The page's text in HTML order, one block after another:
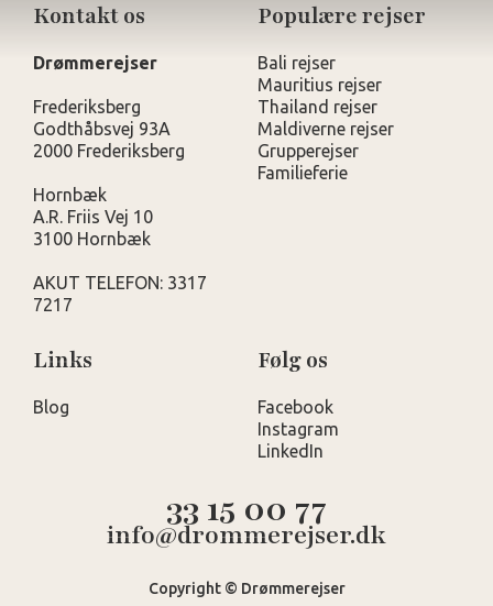
Kontakt os
Drømmerejser
Frederiksberg
Godthåbsvej 93A
2000 Frederiksberg
Hornbæk
A.R. Friis Vej 10
3100 Hornbæk
AKUT TELEFON: 3317
7217
Populære rejser
Bali rejser
Mauritius rejser
Thailand rejser
Maldiverne rejser
Grupperejser
Familieferie
Links
Blog
Følg os
Facebook
Instagram
LinkedIn
33 15 00 77
info@drommerejser.dk
Copyright © Drømmerejser